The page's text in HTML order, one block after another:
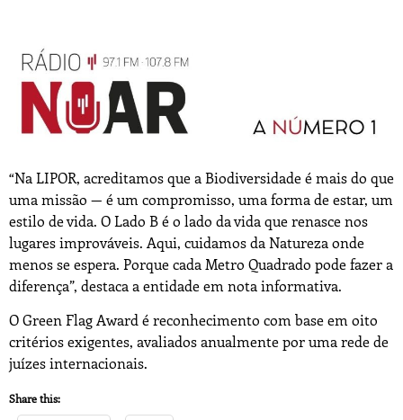
“Na LIPOR, acreditamos que a Biodiversidade é mais do que
uma missão — é um compromisso, uma forma de estar, um
estilo de vida. O Lado B é o lado da vida que renasce nos
lugares improváveis. Aqui, cuidamos da Natureza onde
menos se espera. Porque cada Metro Quadrado pode fazer a
diferença”, destaca a entidade em nota informativa.
O Green Flag Award é reconhecimento com base em oito
critérios exigentes, avaliados anualmente por uma rede de
juízes internacionais.
Share this: